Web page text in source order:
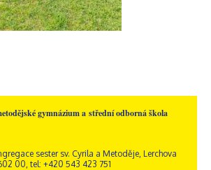
gymnázium a střední odborná škola
sester sv. Cyrila a Metoděje, Lerchova
00, tel: +420 543 423 751